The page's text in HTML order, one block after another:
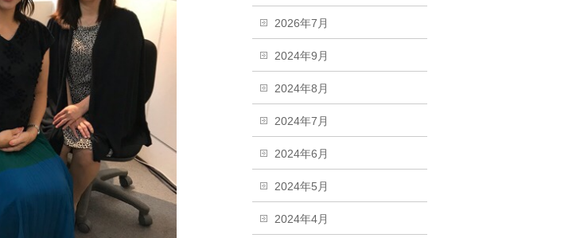
2026年7月
2024年9月
2024年8月
2024年7月
2024年6月
2024年5月
2024年4月